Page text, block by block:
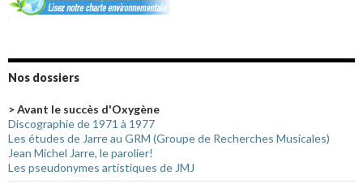
Nos dossiers
> Avant le succès d'Oxygène
Discographie de 1971 à 1977
Les études de Jarre au GRM (Groupe de Recherches Musicales)
Jean Michel Jarre, le parolier!
Les pseudonymes artistiques de JMJ